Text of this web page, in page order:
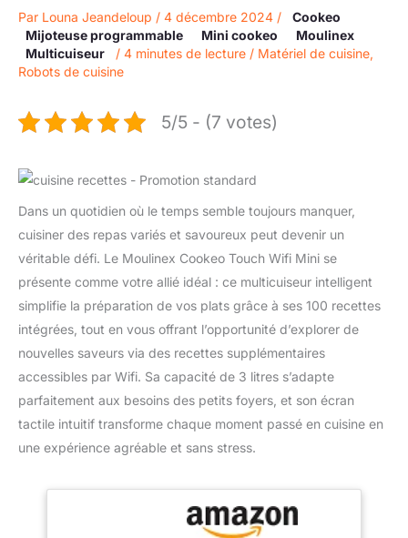
Par Louna Jeandeloup / 4 décembre 2024 /
Cookeo
Mijoteuse programmable
Mini cookeo
Moulinex
Multicuiseur
/ 4 minutes de lecture / Matériel de cuisine,
Robots de cuisine
5/5 - (7 votes)
Dans un quotidien où le temps semble toujours manquer,
cuisiner des repas variés et savoureux peut devenir un
véritable défi. Le Moulinex Cookeo Touch Wifi Mini se
présente comme votre allié idéal : ce multicuiseur intelligent
simplifie la préparation de vos plats grâce à ses 100 recettes
intégrées, tout en vous offrant l’opportunité d’explorer de
nouvelles saveurs via des recettes supplémentaires
accessibles par Wifi. Sa capacité de 3 litres s’adapte
parfaitement aux besoins des petits foyers, et son écran
tactile intuitif transforme chaque moment passé en cuisine en
une expérience agréable et sans stress.